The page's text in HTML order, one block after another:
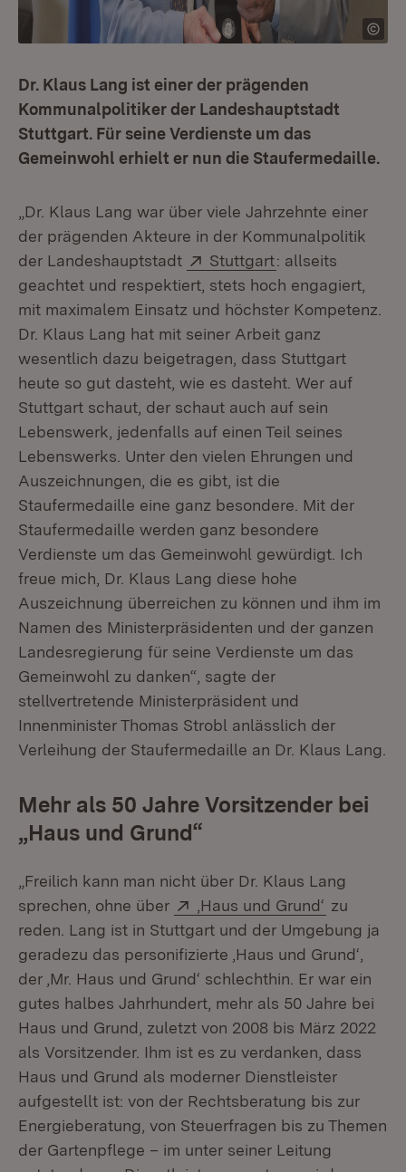
Dr. Klaus Lang ist einer der prägenden
Kommunalpolitiker der Landeshauptstadt
Stuttgart. Für seine Verdienste um das
Gemeinwohl erhielt er nun die Staufermedaille.
„Dr. Klaus Lang war über viele Jahrzehnte einer
der prägenden Akteure in der Kommunalpolitik
der Landeshauptstadt
Extern:
Stuttgart(Öffnet in neuem
: allseits
geachtet und respektiert, stets hoch engagiert,
mit maximalem Einsatz und höchster Kompetenz.
Dr. Klaus Lang hat mit seiner Arbeit ganz
wesentlich dazu beigetragen, dass Stuttgart
heute so gut dasteht, wie es dasteht. Wer auf
Stuttgart schaut, der schaut auch auf sein
Lebenswerk, jedenfalls auf einen Teil seines
Lebenswerks. Unter den vielen Ehrungen und
Auszeichnungen, die es gibt, ist die
Staufermedaille eine ganz besondere. Mit der
Staufermedaille werden ganz besondere
Verdienste um das Gemeinwohl gewürdigt. Ich
freue mich, Dr. Klaus Lang diese hohe
Auszeichnung überreichen zu können und ihm im
Namen des Ministerpräsidenten und der ganzen
Landesregierung für seine Verdienste um das
Gemeinwohl zu danken“, sagte der
stellvertretende Ministerpräsident und
Innenminister Thomas Strobl anlässlich der
Verleihung der Staufermedaille an Dr. Klaus Lang.
Mehr als 50 Jahre Vorsitzender bei
„Haus und Grund“
„Freilich kann man nicht über Dr. Klaus Lang
sprechen, ohne über
Extern:
‚Haus und Grund‘ (Öffnet in
zu
reden. Lang ist in Stuttgart und der Umgebung ja
geradezu das personifizierte ‚Haus und Grund‘,
der ‚Mr. Haus und Grund‘ schlechthin. Er war ein
gutes halbes Jahrhundert, mehr als 50 Jahre bei
Haus und Grund, zuletzt von 2008 bis März 2022
als Vorsitzender. Ihm ist es zu verdanken, dass
Haus und Grund als moderner Dienstleister
aufgestellt ist: von der Rechtsberatung bis zur
Energieberatung, von Steuerfragen bis zu Themen
der Gartenpflege – im unter seiner Leitung